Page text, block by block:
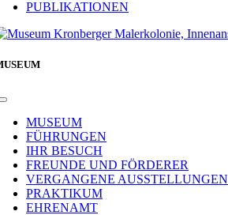
PUBLIKATIONEN
Toggle
NavigationMUSEUM
FÜHRUNGEN
IHR BESUCH
FREUNDE UND FÖRDERER
VERGANGENE AUSSTELLUNGEN
PRAKTIKUM
EHRENAMT